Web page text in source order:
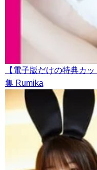
【電子版だけの特典カ
集 Rumika